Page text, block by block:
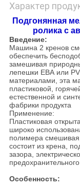
Характер
Подгонянная
ролика с
Введение:
Машина 2 кренов
обеспечить
замешивая
лепешки ЕВА или
материалами, эта
пластиковой,
естественной и
фабрики продукта
Применение:
Пластиковая
широко
полимера
состоит из крена,
зазора,
Особенность: